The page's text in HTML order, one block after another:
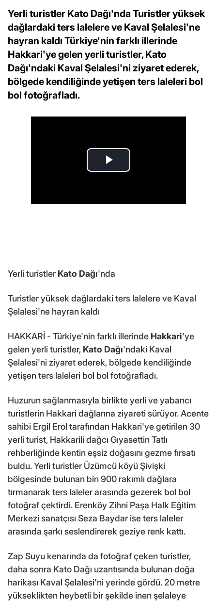
Yerli turistler Kato Dağı'nda Turistler yüksek
dağlardaki ters lalelere ve Kaval Şelalesi'ne
hayran kaldı Türkiye'nin farklı illerinde
Hakkari'ye gelen yerli turistler, Kato
Dağı'ndaki Kaval Şelalesi'ni ziyaret ederek,
bölgede kendiliğinde yetişen ters laleleri bol
bol fotoğrafladı.
Yerli turistler Kato Dağı'nda
Turistler yüksek dağlardaki ters lalelere ve Kaval
Şelalesi'ne hayran kaldı
HAKKARİ - Türkiye'nin farklı illerinde Hakkari'ye
gelen yerli turistler, Kato Dağı'ndaki Kaval
Şelalesi'ni ziyaret ederek, bölgede kendiliğinde
yetişen ters laleleri bol bol fotoğrafladı.
Huzurun sağlanmasıyla birlikte yerli ve yabancı
turistlerin Hakkari dağlarına ziyareti sürüyor. Acente
sahibi Ergil Erol tarafından Hakkari'ye getirilen 30
yerli turist, Hakkarili dağcı Gıyasettin Tatlı
rehberliğinde kentin eşsiz doğasını gezme fırsatı
buldu. Yerli turistler Üzümcü köyü Şivişki
bölgesinde bulunan bin 900 rakımlı dağlara
tırmanarak ters laleler arasında gezerek bol bol
fotoğraf çektirdi. Erenköy Zihni Paşa Halk Eğitim
Merkezi sanatçısı Seza Baydar ise ters laleler
arasında şarkı seslendirerek geziye renk kattı.
Zap Suyu kenarında da fotoğraf çeken turistler,
daha sonra Kato Dağı uzantısında bulunan doğa
harikası Kaval Şelalesi'ni yerinde gördü. 20 metre
yükseklikten heybetli bir şekilde inen şelaleye